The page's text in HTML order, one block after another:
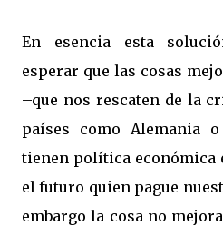
En esencia esta
esperar que las cosas
–que nos rescaten de la
países como Alemania
tienen política económica
el futuro quien pague
embargo la cosa no